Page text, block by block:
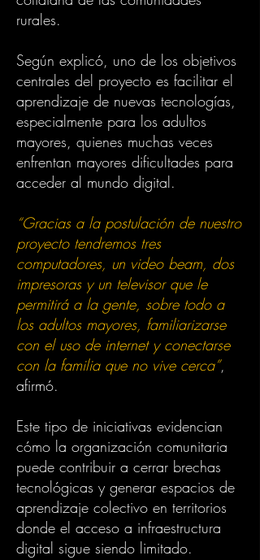
rurales.
Según explicó, uno de los objetivos
centrales del proyecto es facilitar el
aprendizaje de nuevas tecnologías,
especialmente para los adultos
mayores, quienes muchas veces
enfrentan mayores dificultades para
acceder al mundo digital.
“Gracias a la postulación de nuestro
proyecto tendremos tres
computadores, un video beam, dos
impresoras y un televisor que le
permitirá a la gente, sobre todo a
los adultos mayores, familiarizarse
con el uso de internet y conectarse
con la familia que no vive cerca”,
afirmó.
Este tipo de iniciativas evidencian
cómo la organización comunitaria
puede contribuir a cerrar brechas
tecnológicas y generar espacios de
aprendizaje colectivo en territorios
donde el acceso a infraestructura
digital sigue siendo limitado.